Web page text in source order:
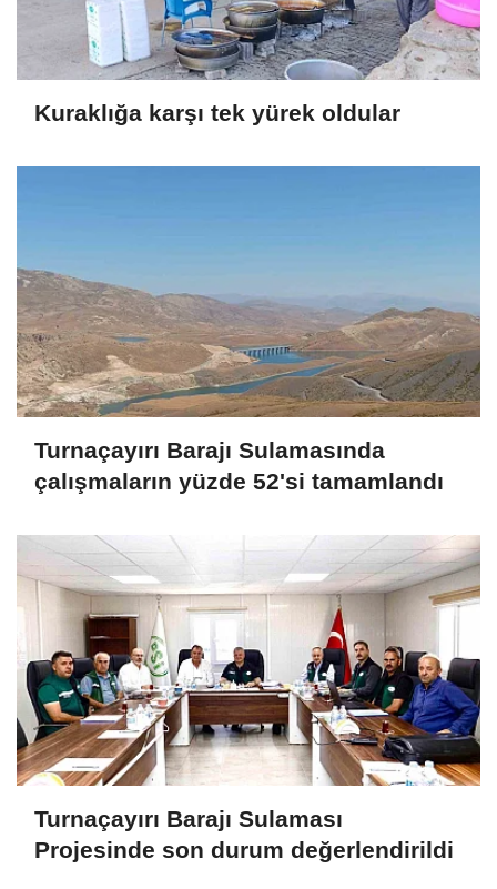
Kuraklığa karşı tek yürek oldular
Turnaçayırı Barajı Sulamasında
çalışmaların yüzde 52'si tamamlandı
Turnaçayırı Barajı Sulaması
Projesinde son durum değerlendirildi